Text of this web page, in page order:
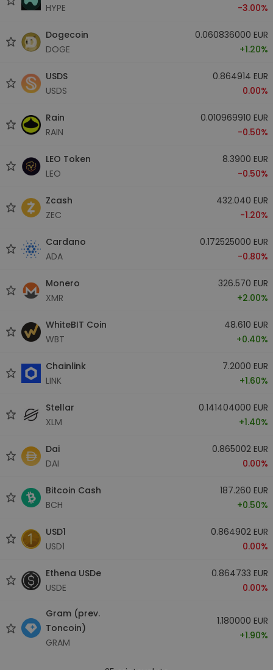
HYPE
-3.00%
Dogecoin
DOGE
0.060836000 EUR
+1.20%
USDS
USDS
0.864914 EUR
0.00%
Rain
RAIN
0.010969910 EUR
-0.50%
LEO Token
LEO
8.3900 EUR
-0.50%
Zcash
ZEC
432.040 EUR
-1.20%
Cardano
ADA
0.172525000 EUR
-0.80%
Monero
XMR
326.570 EUR
+2.00%
WhiteBIT Coin
WBT
48.610 EUR
+0.40%
Chainlink
LINK
7.2000 EUR
+1.60%
Stellar
XLM
0.141404000 EUR
+1.40%
Dai
DAI
0.865002 EUR
0.00%
Bitcoin Cash
BCH
187.260 EUR
+0.50%
USD1
USD1
0.864902 EUR
0.00%
Ethena USDe
USDE
0.864733 EUR
0.00%
Gram (prev.
Toncoin)
GRAM
1.180000 EUR
+1.90%